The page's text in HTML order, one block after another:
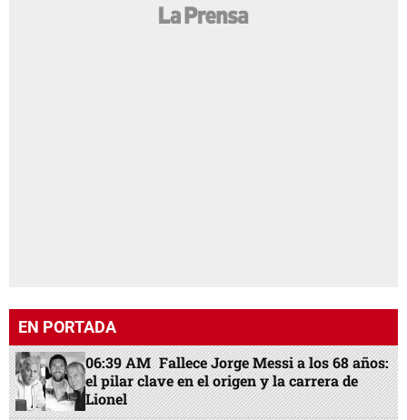
EN PORTADA
06:39 AM Fallece Jorge Messi a los 68 años:
el pilar clave en el origen y la carrera de
Lionel